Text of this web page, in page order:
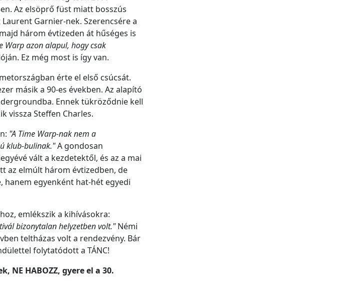
Az elsöprő füst miatt bosszús
Garnier-nek. Szerencsére a
három évtizeden át hűséges is
Warp azon alapul, hogy csak
Ez még most is így van.
érte el első csúcsát.
másik a 90-es években. Az alapító
Ennek tükröződnie kell
vissza Steffen Charles.
"A Time Warp-nak nem a
klub-bulinak."A gondosan
vált a kezdetektől, és az a mai
az elmúlt három évtizedben, de
hanem egyenként hat-hét egyedi
emlékszik a kihívásokra:
bizonytalan helyzetben volt."Némi
teltházas volt a rendezvény. Bár
folytatódott a TÁNC!
NE HABOZZ, gyere el a 30.